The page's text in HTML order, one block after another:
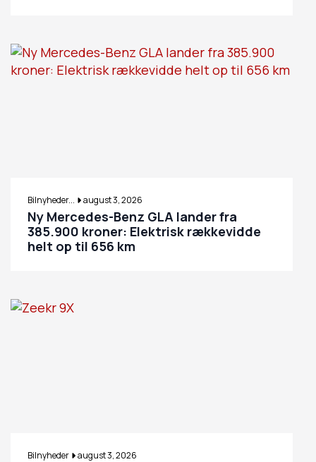
Bilnyheder... august 3, 2026
Ny Mercedes-Benz GLA lander fra
385.900 kroner: Elektrisk rækkevidde
helt op til 656 km
Bilnyheder august 3, 2026